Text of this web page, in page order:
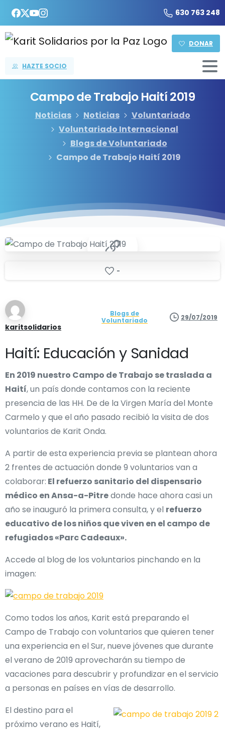
630 763 248
DONAR
HAZTE SOCIO
CampodeTrabajo Haití2019
Noticias Noticias
Voluntariado
Voluntariado Internacional
Blogs de Voluntariado
Campo de Trabajo Haití 2019
-
karitsolidarios
Blogs de
Voluntariado
29/07/2019
Haití: Educación y Sanidad
En 2019 nuestro Campo de Trabajo se traslada a
Haití, un país donde contamos con la reciente
presencia de las HH. De de la Virgen María del Monte
Carmelo y que el año pasado recibió la visita de dos
voluntarios de Karit Onda.
A partir de esta experiencia previa se plantean ahora
2 frentes de actuación donde 9 voluntarios van a
colaborar: El refuerzo sanitario del dispensario
médico en Ansa-a-Pitredonde hace ahora casi un
año se inauguró la primera consulta, y el refuerzo
educativo de los niños que viven en el campo de
refugiados «Parc Cadeaux».
Accede al blog de los voluntarios pinchando en la
imagen:
Como todos los años, Karit está preparando el
Campo de Trabajo con voluntarios que quieren tener
una experiencia en el Sur, nueve jóvenes que durante
el verano de 2019 aprovecharán su tiempo de
vacaciones para descubrir y profundizar en el servicio
a personas en países en vías de desarrollo.
El destino para el
próximo verano es Haití,